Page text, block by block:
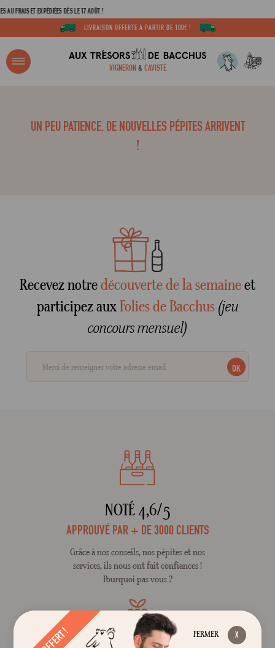
FRAIS ET EXPÉDIÉES DÈS LE 17 AOÛT !
LIVRAISON OFFERTE À PARTIR DE 100€ !
4,6 SUR 5 (244 AVIS VÉRIFIÉS)
VIGNERON& CAVISTE
?
UN PEU PATIENCE, DE NOUVELLES PÉPITES ARRIVENT
!
Recevez notredécouverte de la semaineet
participez auxFolies de Bacchus (jeu
concours mensuel)
OK
NOTÉ 4,6/5
APPROUVÉ PAR + DE 3000 CLIENTS
Grâce à nos conseils, nos pépites et nos
services, ils nous ont fait confiances !
Pourquoi pas vous ?
FERMER